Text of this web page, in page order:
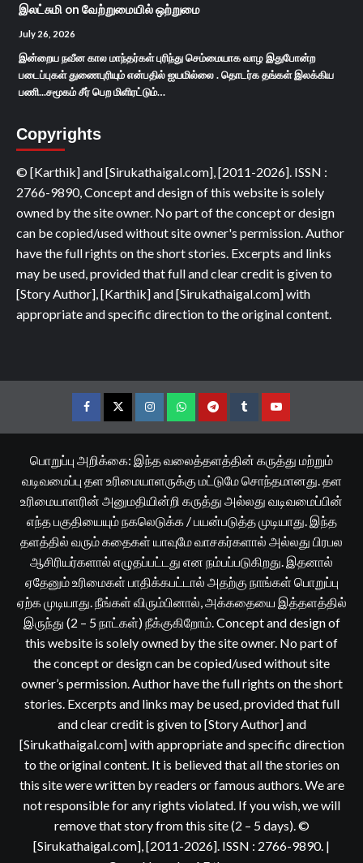
இலட்சுமி on வேற்றுமையில் ஒற்றுமை
July 26, 2026
இன்றைய நவீன கால மாந்தர்கள் புரிந்து செம்மையாக வாழ இதுபோன்ற
படைப்புகள் துணைபுரியும் என்பதில் ஐயமில்லை . தொடர்க தங்கள் இலக்கிய
பணி...சமூகம் சீர் பெற மிளிரட்டும்…
Copyrights
© [Karthik] and [Sirukathaigal.com], [2011-2026]. ISSN :
2766-9890, Concept and design of this website is solely
owned by the site owner. No part of the concept or design
can be copied/used without site owner's permission. Author
have the full rights on the short stories. Excerpts and links
may be used, provided that full and clear credit is given to
[Story Author], [Karthik] and [Sirukathaigal.com] with
appropriate and specific direction to the original content.
FacebookTwitterInstagramWhatsappTelegramTumblrYouTube
பொறுப்பு அறிக்கை: இந்த வலைத்தளத்தின் கருத்து மற்றும்
வடிவமைப்பு தள உரிமையாளருக்கு மட்டுமே சொந்தமானது. தள
உரிமையாளரின் அனுமதியின்றி கருத்து அல்லது வடிவமைப்பின்
எந்த பகுதியையும் நகலெடுக்க / பயன்படுத்த முடியாது. இந்த
தளத்தில் வரும் கதைகள் யாவுமே வாசகர்களால் அல்லது பிரபல
ஆசிரியர்களால் எழுதப்பட்டது என நம்பப்படுகிறது. இதனால்
ஏதேனும் உரிமைகள் பாதிக்கபட்டால் அதற்கு நாங்கள் பொறுப்பு
ஏற்க முடியாது. நீங்கள் விரும்பினால், அக்கதையை இத்தளத்தில்
இருந்து (2 – 5 நாட்கள்) நீக்குகிறோம். Concept and design of
this website is solely owned by the site owner. No part of
the concept or design can be copied/used without site
owner’s permission. Author have the full rights on the short
stories. Excerpts and links may be used, provided that full
and clear credit is given to [Story Author] and
[Sirukathaigal.com] with appropriate and specific direction
to the original content. It is believed that all the stories on
this site were written by readers or famous authors. We are
not responsible for any rights violated. If you wish, we will
remove that story from this site (2 – 5 days). ©
[Sirukathaigal.com], [2011-2026]. ISSN : 2766-9890. |